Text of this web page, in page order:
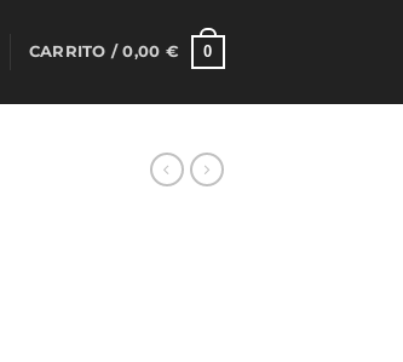
CARRITO /0,00 € 0